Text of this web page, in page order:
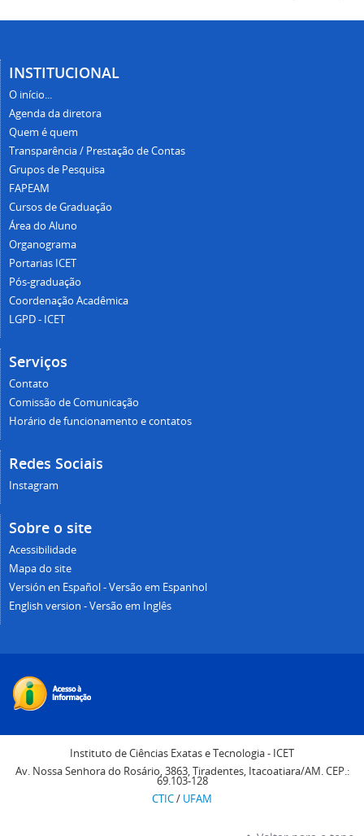
INSTITUCIONAL
O início...
Agenda da diretora
Quem é quem
Transparência / Prestação de Contas
Grupos de Pesquisa
FAPEAM
Cursos de Graduação
Área do Aluno
Organograma
Portarias ICET
Pós-graduação
Coordenação Acadêmica
LGPD - ICET
Serviços
Contato
Comissão de Comunicação
Horário de funcionamento e contatos
Redes Sociais
Instagram
Sobre o site
Acessibilidade
Mapa do site
Versión en Español - Versão em Espanhol
English version - Versão em Inglês
Instituto de Ciências Exatas e Tecnologia - ICET
Av. Nossa Senhora do Rosário, 3863, Tiradentes, Itacoatiara/AM. CEP.:
69.103-128
CTIC/ UFAM